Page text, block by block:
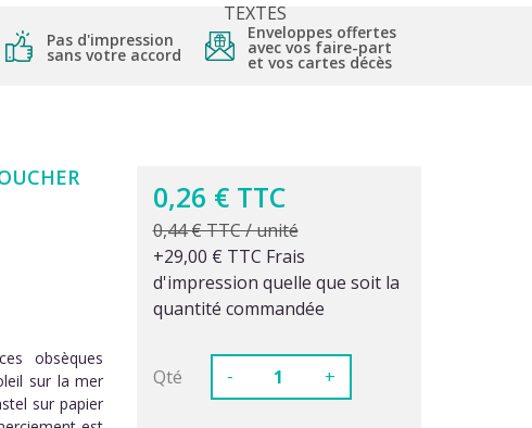
TEXTES
Pas d'impression
sans votre accord
Enveloppes offertes
avec vos faire-part
et vos cartes décès
obsèques
sur la mer
sur papier
0,26 € TTC
0,44 € TTC / unité
+29,00 € TTC Frais
d'impression quelle que soit la
quantité commandée
Qté - +